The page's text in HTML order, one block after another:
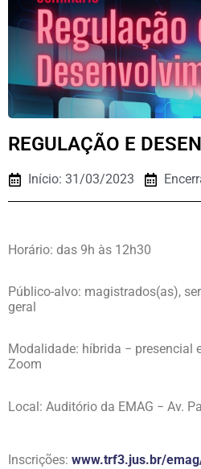
REGULAÇÃO E
Início: 31/03/2023
Horário: das 9h às 12h30
Público-alvo: magistrados(as),
geral
Modalidade: híbrida − presencial
Zoom
Local: Auditório da EMAG − Av.
Inscrições: www.trf3.jus.br/